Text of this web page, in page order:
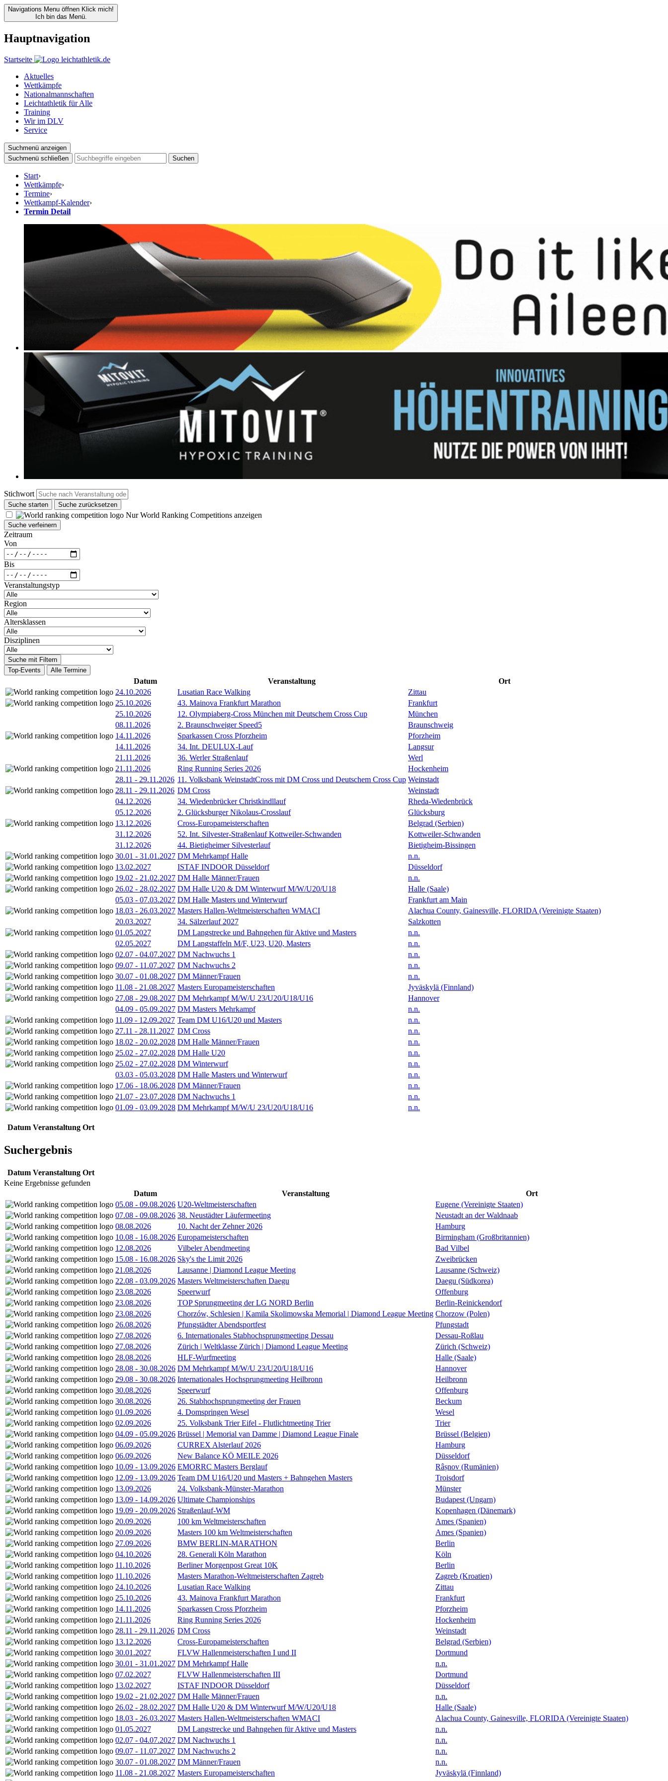
Navigations Menu öffnen Klick mich!
Ich bin das Menü.
Hauptnavigation
Startseite
Aktuelles
Wettkämpfe
Nationalmannschaften
Leichtathletik für Alle
Training
Wir im DLV
Service
Suchmenü anzeigen
Suchmenü schließen
Suchen
Start›
Wettkämpfe›
Termine›
Wettkampf-Kalender›
Termin Detail
Stichwort
Suche starten Suche zurücksetzen
Nur World Ranking Competitions anzeigen
Suche verfeinern
Zeitraum
Von
Bis
Veranstaltungstyp
Region
Altersklassen
Disziplinen
Suche mit Filtern
Top-Events
Alle Termine
Datum Veranstaltung
Ort
24.10.2026
Lusatian Race Walking
Zittau
25.10.2026
43. Mainova Frankfurt Marathon
Frankfurt
25.10.2026
12. Olympiaberg-Cross München mit Deutschem Cross Cup
München
08.11.2026
2. Braunschweiger Speed5
Braunschweig
14.11.2026
Sparkassen Cross Pforzheim
Pforzheim
14.11.2026
34. Int. DEULUX-Lauf
Langsur
21.11.2026
36. Werler Straßenlauf
Werl
21.11.2026
Ring Running Series 2026
Hockenheim
28.11 - 29.11.2026 11. Volksbank WeinstadtCross mit DM Cross und Deutschem Cross Cup Weinstadt
28.11 - 29.11.2026 DM Cross
Weinstadt
04.12.2026
34. Wiedenbrücker Christkindllauf
Rheda-Wiedenbrück
05.12.2026
2. Glücksburger Nikolaus-Crosslauf
Glücksburg
13.12.2026
Cross-Europameisterschaften
Belgrad (Serbien)
31.12.2026
52. Int. Silvester-Straßenlauf Kottweiler-Schwanden
Kottweiler-Schwanden
31.12.2026
44. Bietigheimer Silvesterlauf
Bietigheim-Bissingen
30.01 - 31.01.2027 DM Mehrkampf Halle
n.n.
13.02.2027
ISTAF INDOOR Düsseldorf
Düsseldorf
19.02 - 21.02.2027 DM Halle Männer/Frauen
n.n.
26.02 - 28.02.2027 DM Halle U20 & DM Winterwurf M/W/U20/U18
Halle (Saale)
05.03 - 07.03.2027 DM Halle Masters und Winterwurf
Frankfurt am Main
18.03 - 26.03.2027 Masters Hallen-Weltmeisterschaften WMACI
Alachua County, Gainesville, FLORIDA (Vereinigte Staaten)
20.03.2027
34. Sälzerlauf 2027
Salzkotten
01.05.2027
DM Langstrecke und Bahngehen für Aktive und Masters
n.n.
02.05.2027
DM Langstaffeln M/F, U23, U20, Masters
n.n.
02.07 - 04.07.2027 DM Nachwuchs 1
n.n.
09.07 - 11.07.2027 DM Nachwuchs 2
n.n.
30.07 - 01.08.2027 DM Männer/Frauen
n.n.
11.08 - 21.08.2027 Masters Europameisterschaften
Jyväskylä (Finnland)
27.08 - 29.08.2027 DM Mehrkampf M/W/U 23/U20/U18/U16
Hannover
04.09 - 05.09.2027 DM Masters Mehrkampf
n.n.
11.09 - 12.09.2027 Team DM U16/U20 und Masters
n.n.
27.11 - 28.11.2027 DM Cross
n.n.
18.02 - 20.02.2028 DM Halle Männer/Frauen
n.n.
25.02 - 27.02.2028 DM Halle U20
n.n.
25.02 - 27.02.2028 DM Winterwurf
n.n.
03.03 - 05.03.2028 DM Halle Masters und Winterwurf
n.n.
17.06 - 18.06.2028 DM Männer/Frauen
n.n.
21.07 - 23.07.2028 DM Nachwuchs 1
n.n.
01.09 - 03.09.2028 DM Mehrkampf M/W/U 23/U20/U18/U16 n.n.
Datum Veranstaltung Ort
Suchergebnis
Datum Veranstaltung Ort
Keine Ergebnisse gefunden
Datum
Veranstaltung
Ort
05.08 - 09.08.2026 U20-Weltmeisterschaften
Eugene (Vereinigte Staaten)
07.08 - 09.08.2026 38. Neustädter Läufermeeting
Neustadt an der Waldnaab
08.08.2026
10. Nacht der Zehner 2026
Hamburg
10.08 - 16.08.2026 Europameisterschaften
Birmingham (Großbritannien)
12.08.2026
Vilbeler Abendmeeting
Bad Vilbel
15.08 - 16.08.2026 Sky's the Limit 2026
Zweibrücken
21.08.2026
Lausanne | Diamond League Meeting
Lausanne (Schweiz)
22.08 - 03.09.2026 Masters Weltmeisterschaften Daegu
Daegu (Südkorea)
23.08.2026
Speerwurf
Offenburg
23.08.2026
TOP Sprungmeeting der LG NORD Berlin
Berlin-Reinickendorf
23.08.2026
Chorzów, Schlesien | Kamila Skolimowska Memorial | Diamond League Meeting Chorzow (Polen)
26.08.2026
Pfungstädter Abendsportfest
Pfungstadt
27.08.2026
6. Internationales Stabhochsprungmeeting Dessau
Dessau-Roßlau
27.08.2026
Zürich | Weltklasse Zürich | Diamond League Meeting
Zürich (Schweiz)
28.08.2026
HLF-Wurfmeeting
Halle (Saale)
28.08 - 30.08.2026 DM Mehrkampf M/W/U 23/U20/U18/U16
Hannover
29.08 - 30.08.2026 Internationales Hochsprungmeeting Heilbronn
Heilbronn
30.08.2026
Speerwurf
Offenburg
30.08.2026
26. Stabhochsprungmeeting der Frauen
Beckum
01.09.2026
4. Domspringen Wesel
Wesel
02.09.2026
25. Volksbank Trier Eifel - Flutlichtmeeting Trier
Trier
04.09 - 05.09.2026 Brüssel | Memorial van Damme | Diamond League Finale
Brüssel (Belgien)
06.09.2026
CURREX Alsterlauf 2026
Hamburg
06.09.2026
New Balance KÖ MEILE 2026
Düsseldorf
10.09 - 13.09.2026 EMORRC Masters Berglauf
Râșnov (Rumänien)
12.09 - 13.09.2026 Team DM U16/U20 und Masters + Bahngehen Masters
Troisdorf
13.09.2026
24. Volksbank-Münster-Marathon
Münster
13.09 - 14.09.2026 Ultimate Championships
Budapest (Ungarn)
19.09 - 20.09.2026 Straßenlauf-WM
Kopenhagen (Dänemark)
20.09.2026
100 km Weltmeisterschaften
Ames (Spanien)
20.09.2026
Masters 100 km Weltmeisterschaften
Ames (Spanien)
27.09.2026
BMW BERLIN-MARATHON
Berlin
04.10.2026
28. Generali Köln Marathon
Köln
11.10.2026
Berliner Morgenpost Great 10K
Berlin
11.10.2026
Masters Marathon-Weltmeisterschaften Zagreb
Zagreb (Kroatien)
24.10.2026
Lusatian Race Walking
Zittau
25.10.2026
43. Mainova Frankfurt Marathon
Frankfurt
14.11.2026
Sparkassen Cross Pforzheim
Pforzheim
21.11.2026
Ring Running Series 2026
Hockenheim
28.11 - 29.11.2026 DM Cross
Weinstadt
13.12.2026
Cross-Europameisterschaften
Belgrad (Serbien)
30.01.2027
FLVW Hallenmeisterschaften I und II
Dortmund
30.01 - 31.01.2027 DM Mehrkampf Halle
n.n.
07.02.2027
FLVW Hallenmeisterschaften III
Dortmund
13.02.2027
ISTAF INDOOR Düsseldorf
Düsseldorf
19.02 - 21.02.2027 DM Halle Männer/Frauen
n.n.
26.02 - 28.02.2027 DM Halle U20 & DM Winterwurf M/W/U20/U18
Halle (Saale)
18.03 - 26.03.2027 Masters Hallen-Weltmeisterschaften WMACI
Alachua County, Gainesville, FLORIDA (Vereinigte Staaten)
01.05.2027
DM Langstrecke und Bahngehen für Aktive und Masters
n.n.
02.07 - 04.07.2027 DM Nachwuchs 1
n.n.
09.07 - 11.07.2027 DM Nachwuchs 2
n.n.
30.07 - 01.08.2027 DM Männer/Frauen
n.n.
11.08 - 21.08.2027 Masters Europameisterschaften
Jyväskylä (Finnland)